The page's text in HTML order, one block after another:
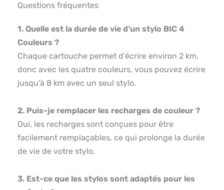
Questions fréquentes
1. Quelle est la durée de vie d’un stylo BIC 4
Couleurs ?
Chaque cartouche permet d’écrire environ 2 km,
donc avec les quatre couleurs, vous pouvez écrire
jusqu’à 8 km avec un seul stylo.
2. Puis-je remplacer les recharges de couleur ?
Oui, les recharges sont conçues pour être
facilement remplaçables, ce qui prolonge la durée
de vie de votre stylo.
3. Est-ce que les stylos sont adaptés pour les